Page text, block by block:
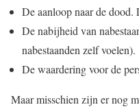
De aanloop naar de
De nabijheid van
nabestaanden zelf voelen).
De waardering voor de
Maar misschien zijn er nog